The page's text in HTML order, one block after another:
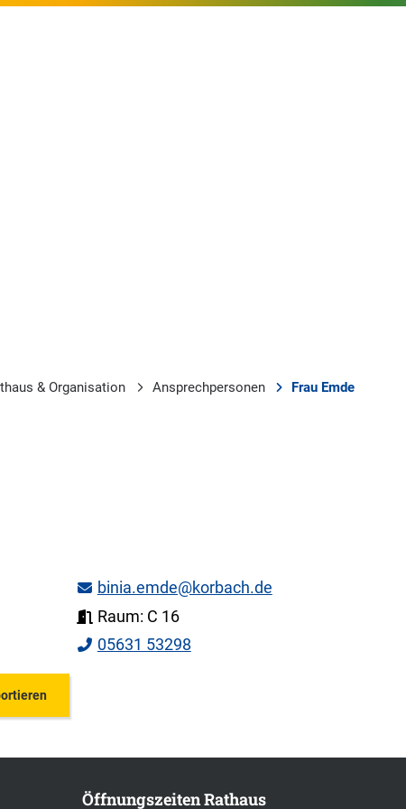
& Organisation Ansprechpersonen Frau Emde
binia.emde@korbach.de
Raum: C 16
05631 53298
Öffnungszeiten Rathaus